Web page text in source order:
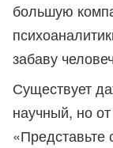
большую
забаву
Существует
научный, но
«Представьте